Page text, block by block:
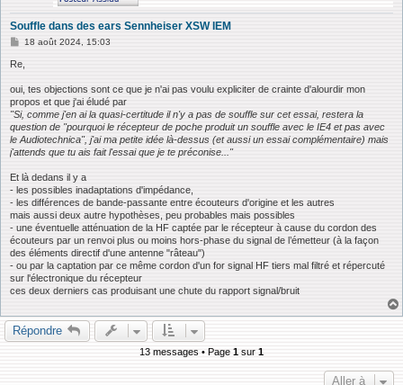
Souffle dans des ears Sennheiser XSW IEM
M
s
a
g
e
18 août 2024, 15:03
Re,
oui, tes objections sont ce que je n'ai pas voulu expliciter de crainte d'alourdir mon
propos et que j'ai éludé par
"Si, comme j'en ai la quasi-certitude il n'y a pas de souffle sur cet essai, restera la
question de "pourquoi le récepteur de poche produit un souffle avec le IE4 et pas avec
le Audiotechnica", j'ai ma petite idée là-dessus (et aussi un essai complémentaire) mais
j'attends que tu ais fait l'essai que je te préconise..."
Et là dedans il y a
- les possibles inadaptations d'impédance,
- les différences de bande-passante entre écouteurs d'origine et les autres
mais aussi deux autre hypothèses, peu probables mais possibles
- une éventuelle atténuation de la HF captée par le récepteur à cause du cordon des
écouteurs par un renvoi plus ou moins hors-phase du signal de l’émetteur (à la façon
des éléments directif d'une antenne "râteau")
- ou par la captation par ce même cordon d'un for signal HF tiers mal filtré et répercuté
sur l'électronique du récepteur
ces deux derniers cas produisant une chute du rapport signal/bruit
Répondre
13 messages • Page 1 sur 1
Aller à